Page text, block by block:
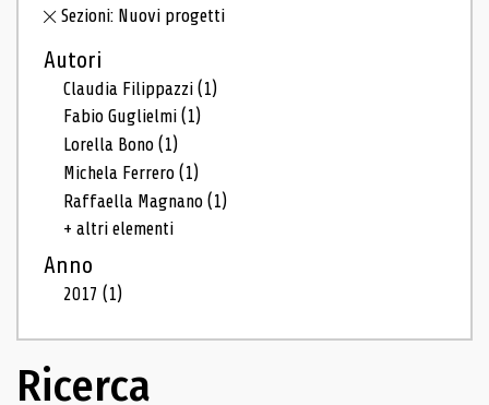
Sezioni: Nuovi progetti
Autori
Claudia Filippazzi(1)
Fabio Guglielmi(1)
Lorella Bono(1)
Michela Ferrero(1)
Raffaella Magnano(1)
+ altri elementi
Anno
2017(1)
Ricerca